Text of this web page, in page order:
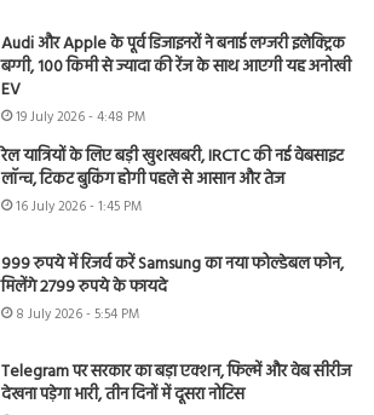
Audi और Apple के पूर्व डिजाइनरों ने बनाई लग्जरी इलेक्ट्रिक
बग्गी, 100 किमी से ज्यादा की रेंज के साथ आएगी यह अनोखी
EV
19 July 2026 - 4:48 PM
रेल यात्रियों के लिए बड़ी खुशखबरी, IRCTC की नई वेबसाइट
लॉन्च, टिकट बुकिंग होगी पहले से आसान और तेज
16 July 2026 - 1:45 PM
999 रुपये में रिजर्व करें Samsung का नया फोल्डेबल फोन,
मिलेंगे 2799 रुपये के फायदे
8 July 2026 - 5:54 PM
Telegram पर सरकार का बड़ा एक्शन, फिल्में और वेब सीरीज
देखना पड़ेगा भारी, तीन दिनों में दूसरा नोटिस